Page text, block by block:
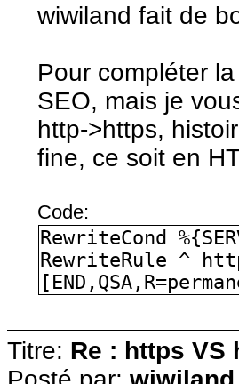
wiwiland fait de
Pour compléter
SEO, mais je
http->https,
fine, ce soit en
Code:
RewriteCond
RewriteRule ^
Titre: Re : https VS